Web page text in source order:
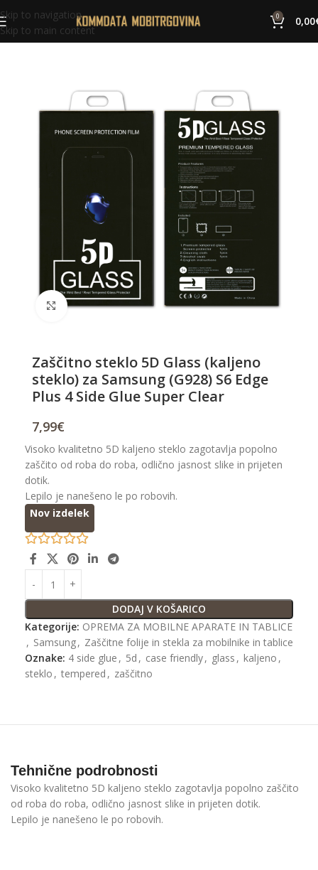
Skip to navigation
Skip to main content
0 0,00
Click to enlarge
Zaščitno steklo 5D Glass (kaljeno
steklo) za Samsung (G928) S6 Edge
Plus 4 Side Glue Super Clear
7,99€
Visoko kvalitetno 5D kaljeno steklo zagotavlja popolno
zaščito od roba do roba, odlično jasnost slike in prijeten
dotik.
Lepilo je nanešeno le po robovih.
DODAJ V KOŠARICO
Nov izdelek
Kategorije: OPREMA ZA MOBILNE APARATE IN TABLICE
, Samsung, Zaščitne folije in stekla za mobilnike in tablice
Oznake: 4 side glue , 5d , case friendly, glass , kaljeno ,
steklo , tempered , zaščitno
Tehnične podrobnosti
Visoko kvalitetno 5D kaljeno steklo zagotavlja popolno zaščito
od roba do roba, odlično jasnost slike in prijeten dotik.
Lepilo je nanešeno le po robovih.